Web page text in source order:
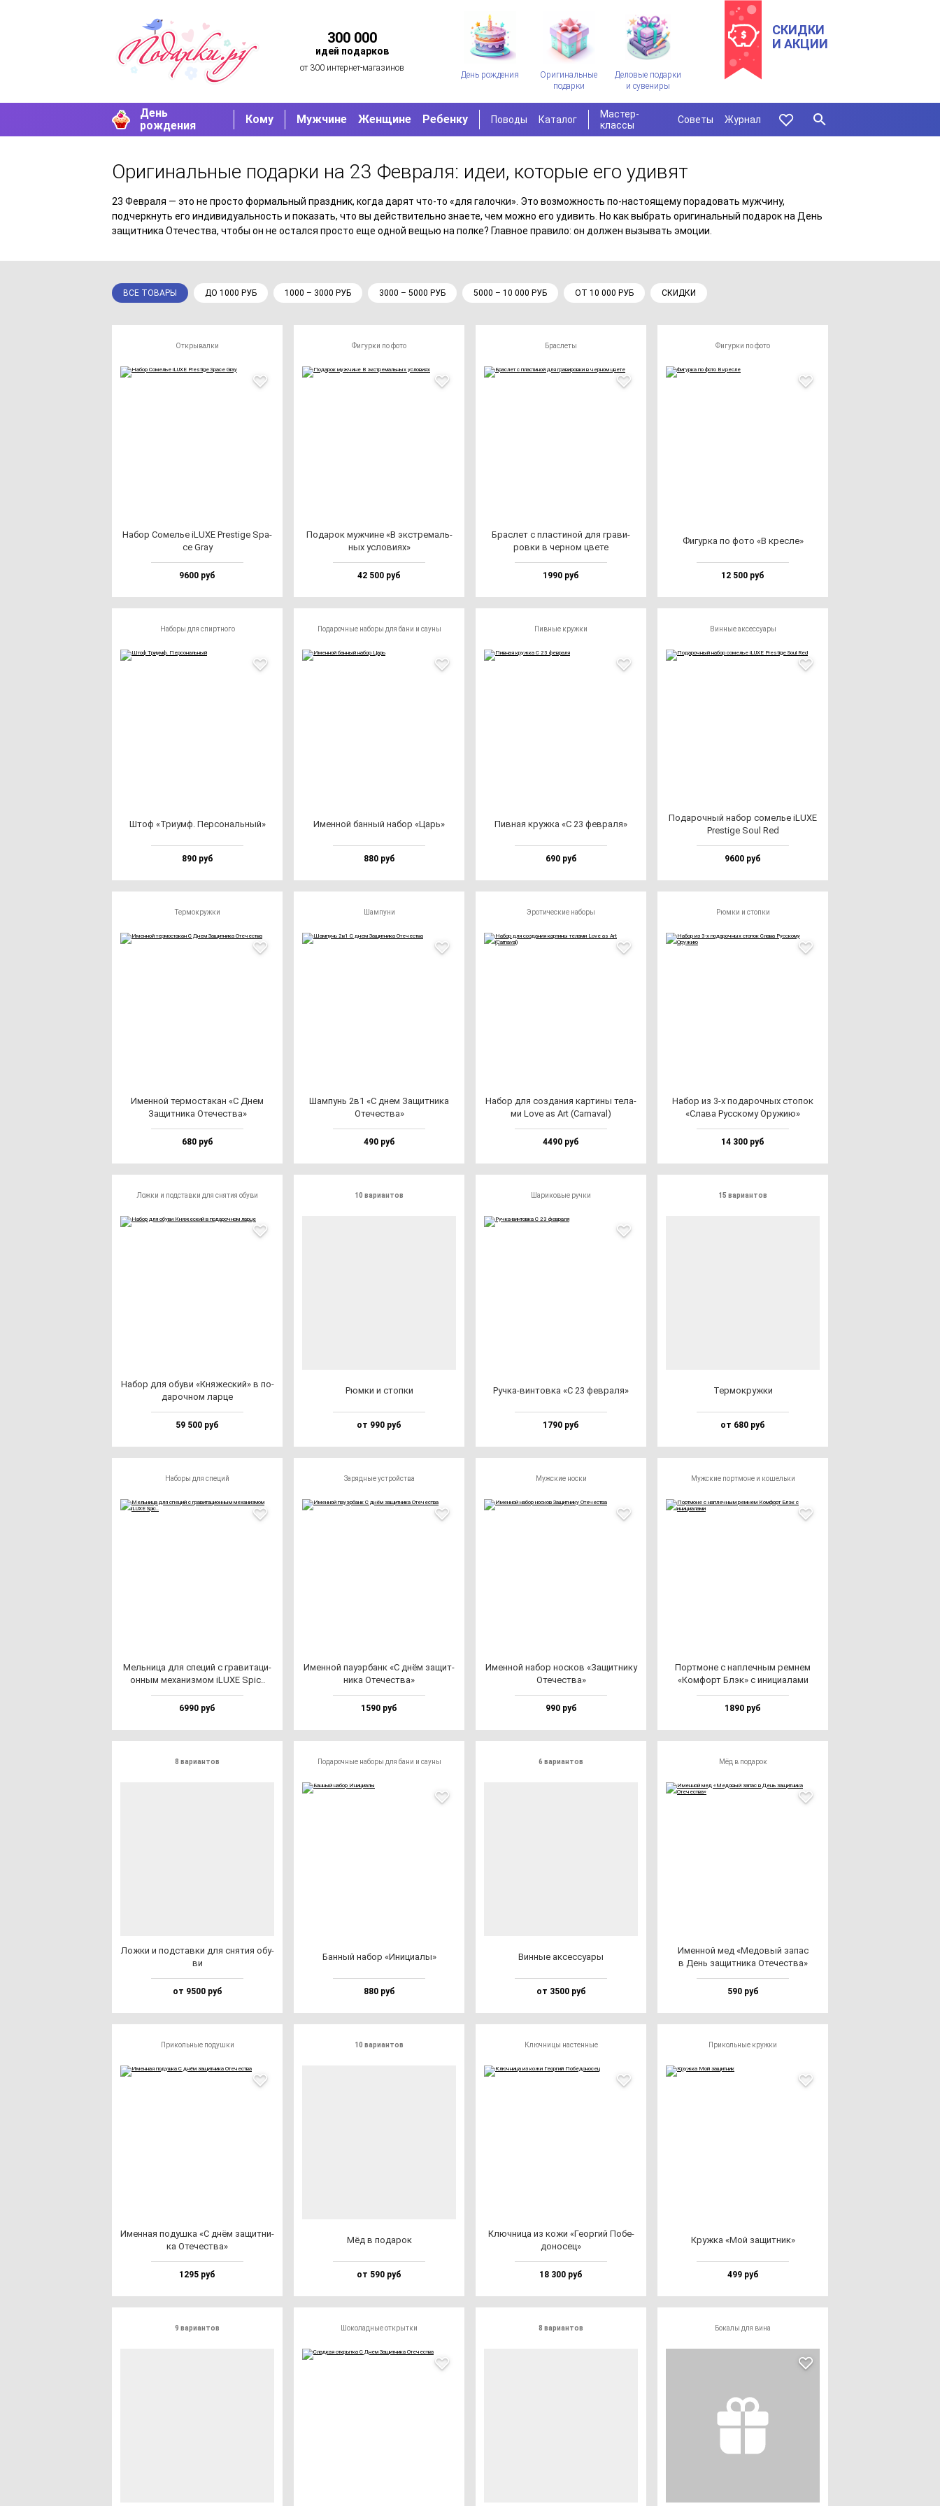
300 000
идей подарков
от 300 интернет-магазинов
День рождения
Оригинальные
подарки
Деловые подарки
и сувениры
СКИДКИ
И АКЦИИ
День
рождения
Кому Мужчине Женщине Ребенку Поводы Каталог
Мастер-
классы
Советы Журнал
Оригинальные подарки на 23 Февраля: идеи, которые его удивят
23 Февраля — это не просто формальный праздник, когда дарят что-то «для галочки». Это возможность по-настоящему порадовать мужчину,
подчеркнуть его индивидуальность и показать, что вы действительно знаете, чем можно его удивить. Но как выбрать оригинальный подарок на День
защитника Отечества, чтобы он не остался просто еще одной вещью на полке? Главное правило: он должен вызывать эмоции.
ВСЕ ТОВАРЫ ДО 1000 РУБ 1000 – 3000 РУБ 3000 – 5000 РУБ 5000 – 10 000 РУБ ОТ 10 000 РУБ СКИДКИ
Открывалки
Набор Сомелье iLUXE Pres­ti­ge Spa­
ce Gray
9600 руб
Фигурки по фото
Пода­рок муж­чи­не «В экс­тре­маль­
ных ус­ло­ви­ях»
42 500 руб
Браслеты
Брас­лет с плас­ти­ной для гра­ви­
ров­ки в чер­ном цве­те
1990 руб
Фигурки по фото
Фигур­ка по фо­то «В крес­ле»
12 500 руб
Наборы для спиртного
Штоф «Три­умф. Пер­со­наль­ный»
890 руб
Подарочные наборы для бани и сауны
Имен­ной бан­ный на­бор «Царь»
880 руб
Пивные кружки
Пив­ная круж­ка «С 23 фев­ра­ля»
690 руб
Винные аксессуары
Пода­роч­ный на­бор со­мелье iLUXE
Pres­ti­ge Soul Red
9600 руб
Термокружки
Имен­ной тер­мос­та­кан «С Днем
Защит­ни­ка Оте­чес­тва»
680 руб
Шампуни
Шам­пунь 2в1 «С днем Защит­ни­ка
Оте­чес­тва»
490 руб
Эротические наборы
Набор для соз­да­ния кар­ти­ны те­ла­
ми Love as Art (Car­na­val)
4490 руб
Рюмки и стопки
Набор из 3-х по­да­роч­ных сто­пок
«Сла­ва Рус­ско­му Ору­жию»
14 300 руб
Ложки и подставки для снятия обуви
Набор для обу­ви «Кня­жес­кий» в по­
да­роч­ном лар­це
59 500 руб
10 вариантов
Рюм­ки и стоп­ки
от 990 руб
Шариковые ручки
Руч­ка-вин­тов­ка «С 23 фев­ра­ля»
1790 руб
15 вариантов
Тер­мок­руж­ки
от 680 руб
Наборы для специй
Мель­ни­ца для спе­ций с гра­ви­та­ци­
он­ным ме­ха­низ­мом iLUXE Spic..
6990 руб
Зарядные устройства
Имен­ной па­уэр­банк «С днём за­щит­
ни­ка Оте­чес­тва»
1590 руб
Мужские носки
Имен­ной на­бор нос­ков «Защит­ни­ку
Оте­чес­тва»
990 руб
Мужские портмоне и кошельки
Пор­тмо­не с нап­леч­ным рем­нем
«Ком­форт Блэк» с ини­ци­ала­ми
1890 руб
8 вариантов
Лож­ки и под­став­ки для сня­тия обу­
ви
от 9500 руб
Подарочные наборы для бани и сауны
Бан­ный на­бор «Ини­ци­алы»
880 руб
6 вариантов
Вин­ные ак­сес­су­ары
от 3500 руб
Мёд в подарок
Имен­ной мед «Медо­вый за­пас
в День за­щит­ни­ка Оте­чес­тва»
590 руб
Прикольные подушки
Имен­ная по­душ­ка «С днём за­щит­ни­
ка Оте­чес­тва»
1295 руб
10 вариантов
Мёд в по­да­рок
от 590 руб
Ключницы настенные
Ключ­ни­ца из ко­жи «Геор­гий Побе­
до­но­сец»
18 300 руб
Прикольные кружки
Круж­ка «Мой за­щит­ник»
499 руб
9 вариантов Шоколадные открытки 8 вариантов Бокалы для вина